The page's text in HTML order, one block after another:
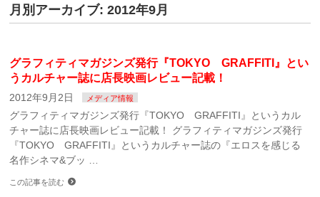
月別アーカイブ: 2012年9月
グラフィティマガジンズ発行『TOKYO GRAFFITI』とい
うカルチャー誌に店長映画レビュー記載！
2012年9月2日 メディア情報
グラフィティマガジンズ発行『TOKYO GRAFFITI』というカル
チャー誌に店長映画レビュー記載！ グラフィティマガジンズ発行
『TOKYO GRAFFITI』というカルチャー誌の『エロスを感じる
名作シネマ&ブッ …
この記事を読む